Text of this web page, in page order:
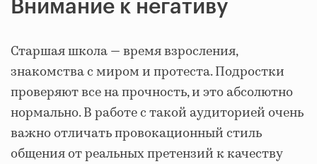
Внимание к негативу
Старшая школа — время взросления,
знакомства с миром и протеста. Подростки
проверяют все на прочность, и это абсолютно
нормально. В работе с такой аудиторией очень
важно отличать провокационный стиль
общения от реальных претензий к качеству